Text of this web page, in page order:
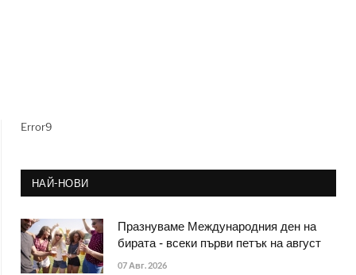
Error9
НАЙ-НОВИ
Празнуваме Международния ден на
бирата - всеки първи петък на август
07 Авг. 2026